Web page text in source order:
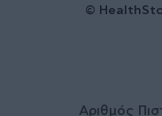
©
Αριθμός